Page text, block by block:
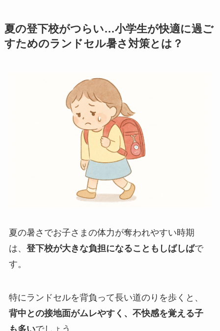
夏の登下校がつらい…小学生が快適に過ご
すためのランドセル暑さ対策とは？
夏の暑さでお子さまの体力が奪われやすい時期
は、 登下校が大きな負担になることもしばしばで
す。
特にランドセルを背負って長い道のりを歩くと、
背中との接地面がムレやすく、不快感を覚える子